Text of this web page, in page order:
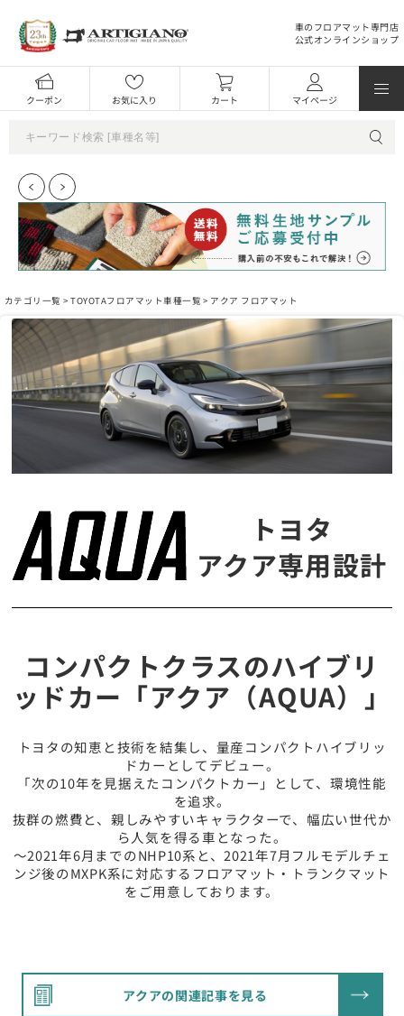
車のフロアマット専門店
公式オンラインショップ
クーポン お気に入り カート マイページ
カテゴリ一覧 >TOYOTAフロアマット車種一覧 > アクア フロアマット
トヨタ
アクア専用設計
コンパクトクラスのハイブリ
ッドカー「アクア（AQUA）」
トヨタの知恵と技術を結集し、量産コンパクトハイブリッ
ドカーとしてデビュー。
「次の10年を見据えたコンパクトカー」として、環境性能
を追求。
抜群の燃費と、親しみやすいキャラクターで、幅広い世代か
ら人気を得る車となった。
～2021年6月までのNHP10系と、2021年7月フルモデルチェ
ンジ後のMXPK系に対応するフロアマット・トランクマット
をご用意しております。
アクアの関連記事を見る